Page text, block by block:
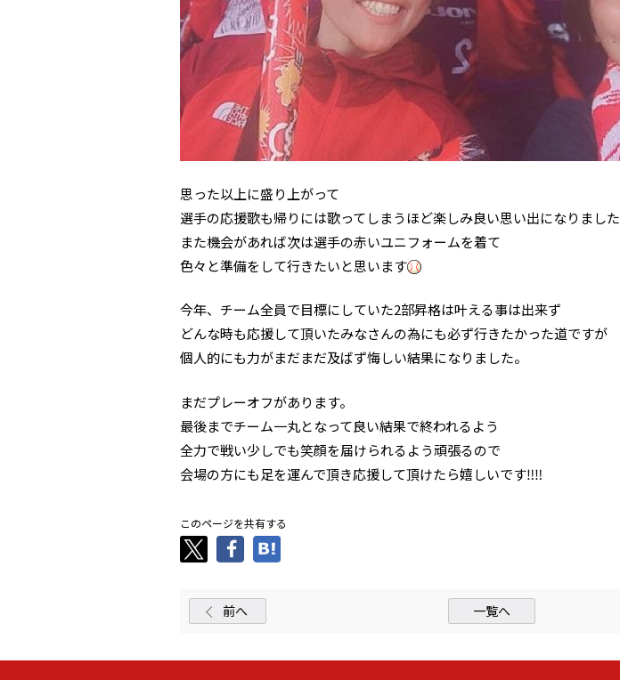
思った以上に盛り上がって
選手の応援歌も帰りには歌ってしまうほど楽しみ良い思い出になりました
また機会があれば次は選手の赤いユニフォームを着て
色々と準備をして行きたいと思います
今年、チーム全員で目標にしていた2部昇格は叶える事は出来ず
どんな時も応援して頂いたみなさんの為にも必ず行きたかった道ですが
個人的にも力がまだまだ及ばず悔しい結果になりました。
まだプレーオフがあります。
最後までチーム一丸となって良い結果で終われるよう
全力で戦い少しでも笑顔を届けられるよう頑張るので
会場の方にも足を運んで頂き応援して頂けたら嬉しいです‼︎‼︎
このページを共有する
前へ 一覧へ